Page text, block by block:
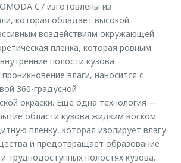
C7 изготовлены из
которая обладает высокой
воздействиям окружающей
пленка, которая ровным
полости кузова
влаги, наносится с
360-градусной
окраски. Еще одна технология —
области кузова жидким воском.
пленку, которая изолирует влагу
и предотвращает образование
труднодоступных полостях кузова.